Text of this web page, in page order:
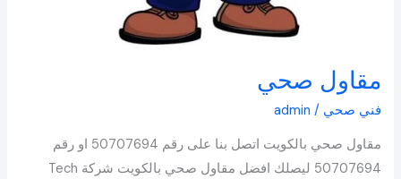
مقاول صحي
فني صحي /
admin
مقاول صحي بالكويت اتصل بنا على رقم 50707694 او رقم
50707694 ليصلك افضل مقاول صحي بالكويت شركة Tech